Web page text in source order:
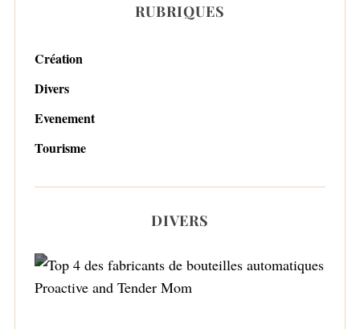
RUBRIQUES
Création
Divers
Evenement
Tourisme
DIVERS